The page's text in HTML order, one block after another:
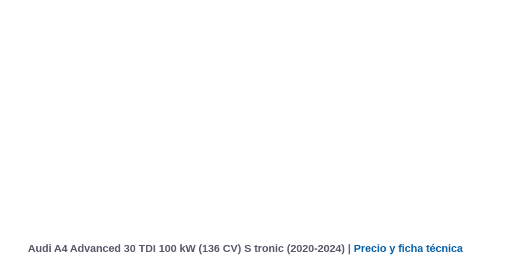
Audi A4 Advanced 30 TDI 100 kW (136 CV) S tronic (2020-2024) | Precio y ficha técnica